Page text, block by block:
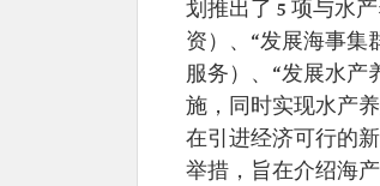
划推出了 5 项与水
资）、“发展海事集
服务）、“发展水产
施，同时实现水产
在引进经济可行的
举措，旨在介绍海